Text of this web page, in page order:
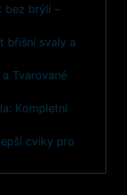
bez brýlí –
břišní svaly a
Tvarované
Kompletní
cviky pro